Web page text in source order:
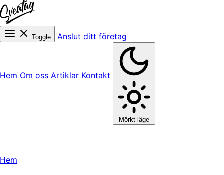
Toggle Anslut ditt företag
Hem Om oss Artiklar Kontakt
Mörkt läge
Hem